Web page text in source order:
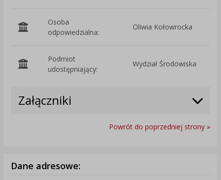
Osoba
odpowiedzialna:
Oliwia Kołowrocka
Podmiot
udostępniający:
Wydział Środowiska
Załączniki
Powrót do poprzedniej strony »
Dane adresowe: